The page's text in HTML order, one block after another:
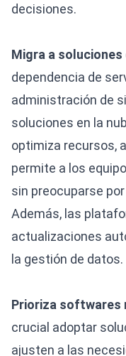
decisiones.
Migra a soluciones
dependencia de
administración de
soluciones en la
optimiza recursos,
permite a los
sin preocuparse
Además, las
actualizaciones
la gestión de datos.
Prioriza softwares
crucial adoptar
ajusten a las